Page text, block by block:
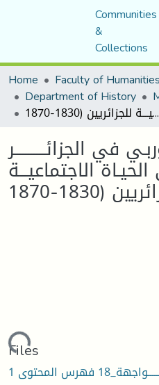
Communities
&
Collections
Home
Department of History
الاستيطــــــــــان الأوربـي في الجزائـــــــــــر و أثــــره على الحيـاة الاجتماعيـــة للجزائريين (1830-1870
في الجزائـــــــــــر
الاجتماعيـــة
(1830-1870
Loading...
Files